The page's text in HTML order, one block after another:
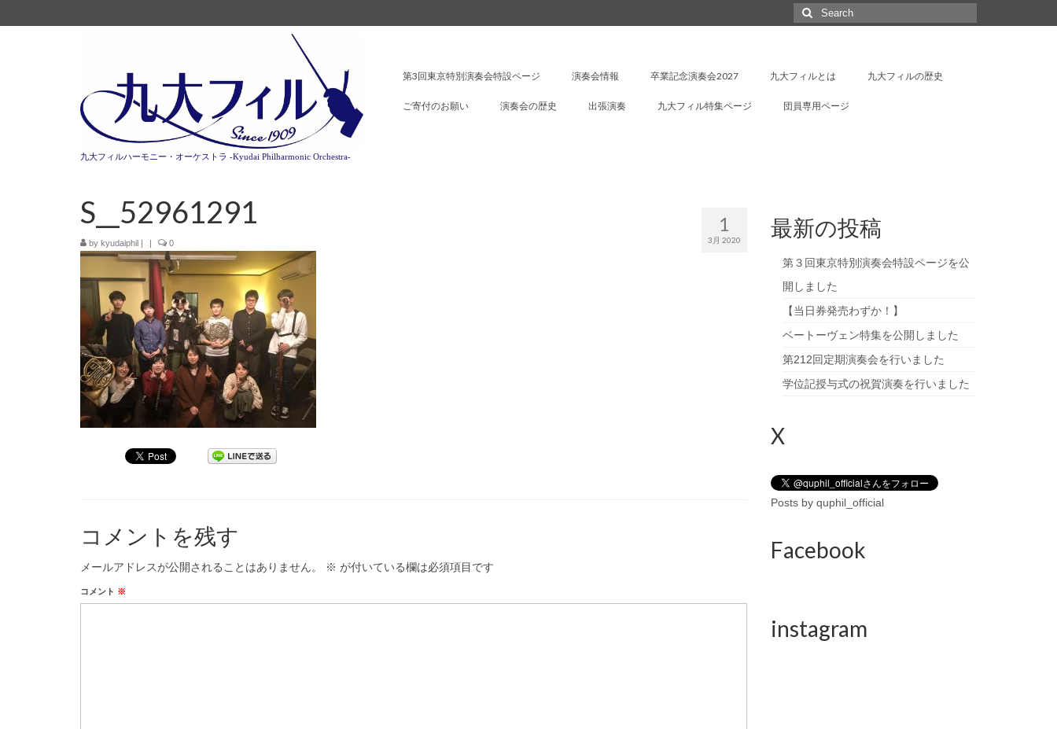
Search
for:
九大フィルハーモニー・オーケストラ -Kyudai Philharmonic Orchestra-
第3回東京特別演奏会特設ページ 演奏会情報 卒業記念演奏会2027 九大フィルとは 九大フィルの歴史
ご寄付のお願い 演奏会の歴史 出張演奏 九大フィル特集ページ 団員専用ページ
1
3月 2020
S__52961291
by kyudaiphil | | 0
コメントを残す
メールアドレスが公開されることはありません。 ※ が付いている欄は必須項目です
コメント ※
最新の投稿
第３回東京特別演奏会特設ページを公
開しました
【当日券発売わずか！】
ベートーヴェン特集を公開しました
第212回定期演奏会を行いました
学位記授与式の祝賀演奏を行いました
X
Posts by quphil_official
Facebook
instagram